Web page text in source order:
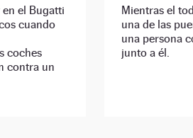
el Bugatti
cuando
coches
contra un
Mientras el
una de las
una persona
junto a él.